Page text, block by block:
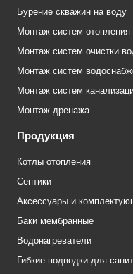
Бурение скважин на воду
Монтаж систем отопления
Монтаж систем очистки
Монтаж систем
Монтаж систем
Монтаж дренажа
Продукция
Котлы отопления
Септики
Аксессуары и
Баки мембранные
Водонагреватели
Гибкие подводки для